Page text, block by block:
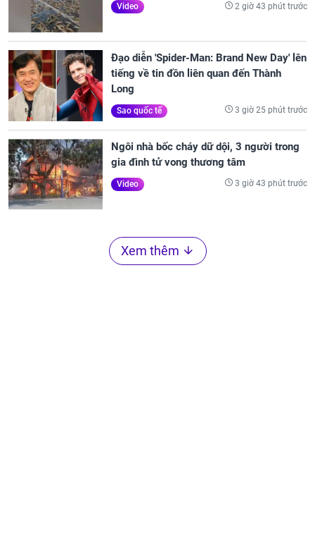
Video 2 giờ 43 phút trước
Đạo diễn 'Spider-Man: Brand New Day' lên
tiếng về tin đồn liên quan đến Thành
Long
Sao quốc tế 3 giờ 25 phút trước
Ngôi nhà bốc cháy dữ dội, 3 người trong
gia đình tử vong thương tâm
Video 3 giờ 43 phút trước
Xem thêm